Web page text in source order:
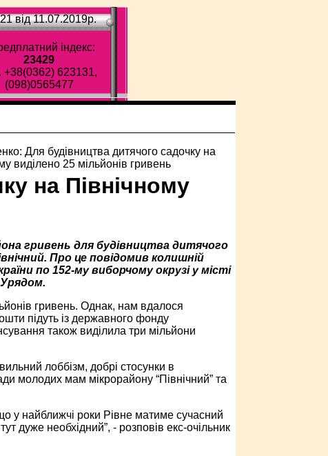
від 11.07.2019p.
індекс:
23429
+38(0362) 623131,
(098)0565477
на Північному
гривень для будівництва дитячого
Про це повідомив колишній
по 152-му виборчому окрузі у місті
Урядом.
гривень. Однак, нам вдалося
підуть із державного фонду
також виділила три мільйони
лоббізм, добрі стосунки в
молодих мам мікрорайону “Північний” та
у найближчі роки Рівне матиме сучасний
дуже необхідний”, - розповів екс-очільник